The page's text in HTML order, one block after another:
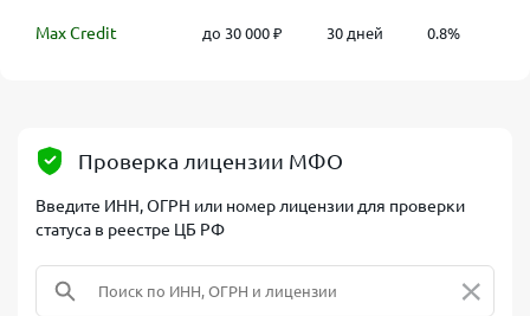
Max Credit до 30 000 ₽ 30 дней 0.8%
Проверка лицензии МФО
Введите ИНН, ОГРН или номер лицензии для проверки
статуса в реестре ЦБ РФ
×